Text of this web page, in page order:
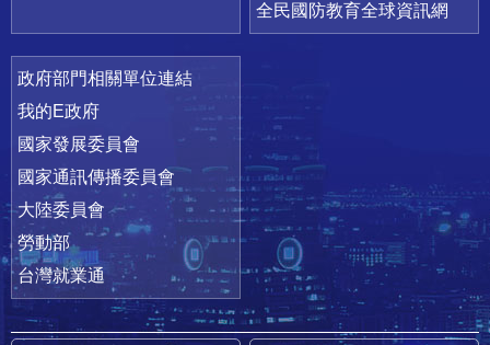
全民國防教育全球資訊網
政府部門相關單位連結
我的E政府
國家發展委員會
國家通訊傳播委員會
大陸委員會
勞動部
台灣就業通